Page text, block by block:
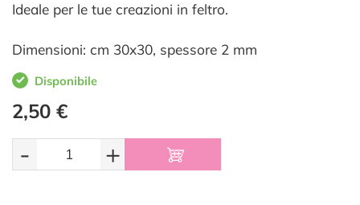
Ideale per le tue creazioni in feltro.
Dimensioni: cm 30x30, spessore 2 mm
Disponibile
2,50 €
- +